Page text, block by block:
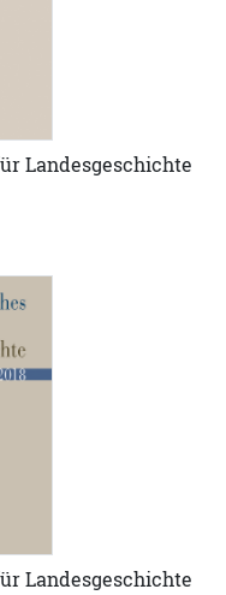
Landesgeschichte
Landesgeschichte